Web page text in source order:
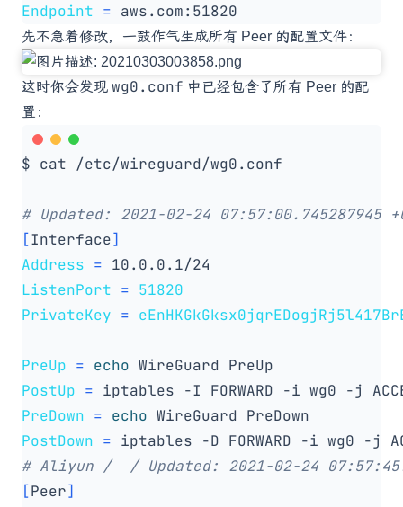
Endpoint =
先不急着修改，一鼓作气生成所有 Peer 的配置文件：
这时你会发现 wg0.conf 中已经包含了所有 Peer 的配
置：
# Updated: 2021-02-24 07:57:00.745287945
[Interface]
Address =
ListenPort = 51820
PrivateKey =
PreUp = echo
PostUp = iptables -I FORWARD -i wg0 -j
PreDown = echo
PostDown = iptables -D FORWARD -i wg0 -j
# Aliyun /  / Updated: 2021-02-24
[Peer]